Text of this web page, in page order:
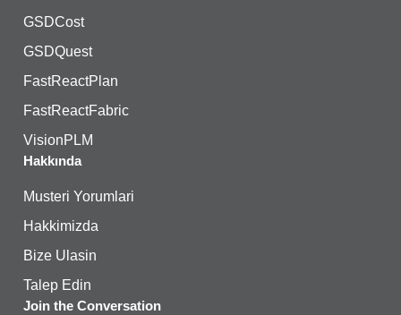
GSDCost
GSDQuest
FastReactPlan
FastReactFabric
VisionPLM
Hakkında
Musteri Yorumlari
Hakkimizda
Bize Ulasin
Talep Edin
Join the Conversation